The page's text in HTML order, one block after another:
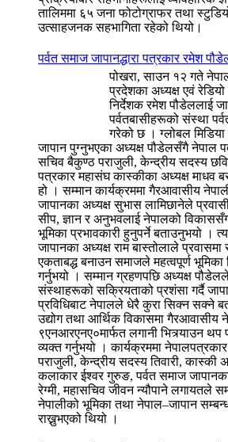
तालिममा ६५ जना फोटोग्राफर तथा
उत्साहजनक सहभागिता रहेको थियो।
पर्वत समाज जापानद्धारा पत्रकार रमेश
पोखरा, साउन १२ गते
प्रदेशका अध्यक्ष एवं रेडियो
निर्देशक रमेश पौडेललाई
पर्वतबासीहरूको संस्था
गरेको छ । ग्लोबल
जापान पुग्नुभएका अध्यक्ष पौडेलसँगै नेपाल
सचिव बैकुण्ठ पराजुली, केन्द्रीय सदस्य
पत्रकार महासंघ कास्कीका अध्यक्ष माधव
हो । सम्मान कार्यक्रममा गैरआवासीय
जापानका अध्यक्ष सुभास लामिछानेले
सीप, ज्ञान र अनुभवलाई नेपालको
भूमिका प्रभावकारी हुनुपर्ने बताउनुभयो ।
जापानका अध्यक्ष राम बास्तोलाले
एकताबद्ध बनाउन समाजले महत्वपूर्ण भूमिका
गर्नुभयो । सम्मान ग्रहणपछि अध्यक्ष
संस्थाहरूको सक्रियताको प्रशंसा गर्दै
प्रविधिबाट नेपालले धेरै कुरा सिक्न सक्ने
उद्योग तथा आर्थिक विकासमा गैरआवासीय
९एनआरएनए०मार्फत लगानी भित्र्याउन
व्यक्त गर्नुभयो । कार्यक्रममा
पराजुली, केन्द्रीय सदस्य तिवारी, कास्की
कलाकार ईश्वर गुरुङ, पर्वत समाज जापानका
रेग्मी, महासचिव जीवन न्यौपाने लगायतले
नेपालीको भूमिका तथा नेपाल–जापान
राख्नुभएको थियो ।